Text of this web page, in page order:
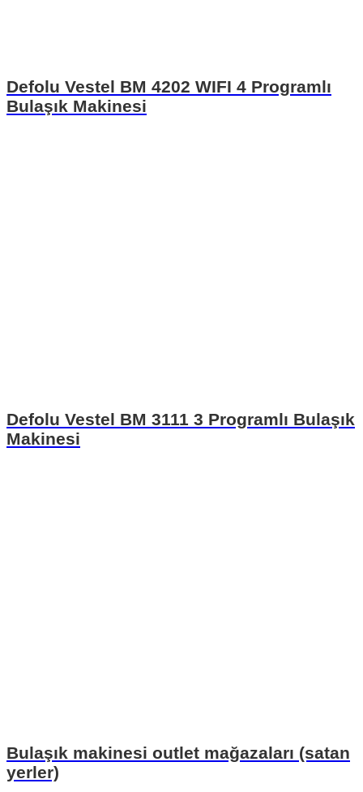
Defolu Vestel BM 4202 WIFI 4 Programlı
Bulaşık Makinesi
Defolu Vestel BM 3111 3 Programlı Bulaşık
Makinesi
Bulaşık makinesi outlet mağazaları (satan
yerler)